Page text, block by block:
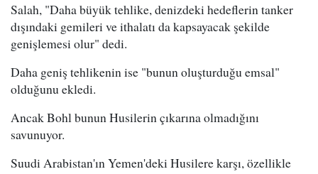
Salah, "Daha büyük tehlike, denizdeki hedeflerin tanker
dışındaki gemileri ve ithalatı da kapsayacak şekilde
genişlemesi olur" dedi.
Daha geniş tehlikenin ise "bunun oluşturduğu emsal"
olduğunu ekledi.
Ancak Bohl bunun Husilerin çıkarına olmadığını
savunuyor.
Suudi Arabistan'ın Yemen'deki Husilere karşı, özellikle